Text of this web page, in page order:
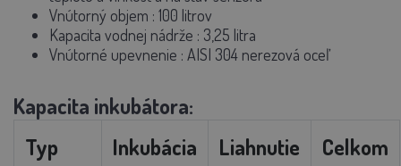
Vnútorný objem : 100 litrov
Kapacita vodnej nádrže : 3,25 litra
Vnútorné upevnenie : AISI 304 nerezová oceľ
Kapacita inkubátora:
Typ
Inkubácia Liahnutie Celkom